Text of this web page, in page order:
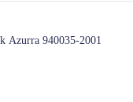
Azurra 940035-2001